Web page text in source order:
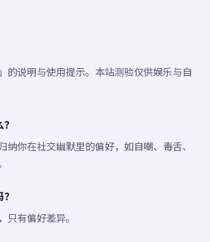
的说明与使用提示。本站测验仅供娱乐与自
纳你在社交幽默里的偏好，如自嘲、毒舌、
只有偏好差异。